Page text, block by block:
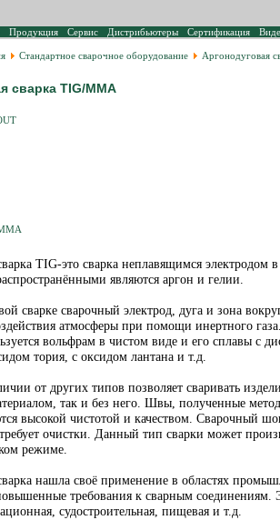
Продукция Сервис Дистрибьютеры Сертификация
Стандартное сварочное оборудование Аргонодуговая
сварка TIG/MMA
TIG-это сварка неплавящимся электродом
являются аргон и гелии.
сварке сварочный электрод, дуга и зона
атмосферы при помощи инертного
вольфрам в чистом виде и его сплавы с
тория, с оксидом лантана и т.д.
от других типов позволяет сваривать
так и без него. Швы, полученные
высокой чистотой и качеством. Сварочный
очистки. Данный тип сварки может
режиме.
нашла своё применение в областях
требования к сварным соединениям.
судостроительная, пищевая и т.д.